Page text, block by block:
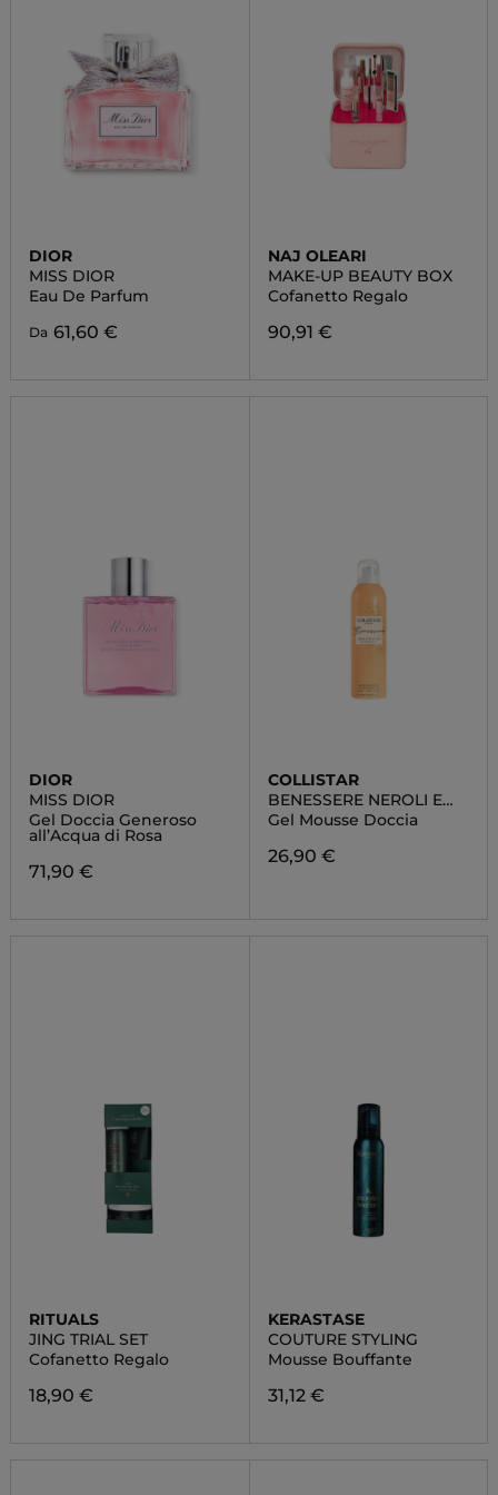
DIOR
MISS DIOR
Eau De Parfum
Da 61,60 €
NAJ OLEARI
MAKE-UP BEAUTY BOX
Cofanetto Regalo
90,91 €
DIOR
MISS DIOR
Gel Doccia Generoso
all’Acqua di Rosa
71,90 €
COLLISTAR
BENESSERE NEROLI E
ELICRISO
Gel Mousse Doccia
26,90 €
RITUALS
JING TRIAL SET
Cofanetto Regalo
18,90 €
KERASTASE
COUTURE STYLING
Mousse Bouffante
31,12 €